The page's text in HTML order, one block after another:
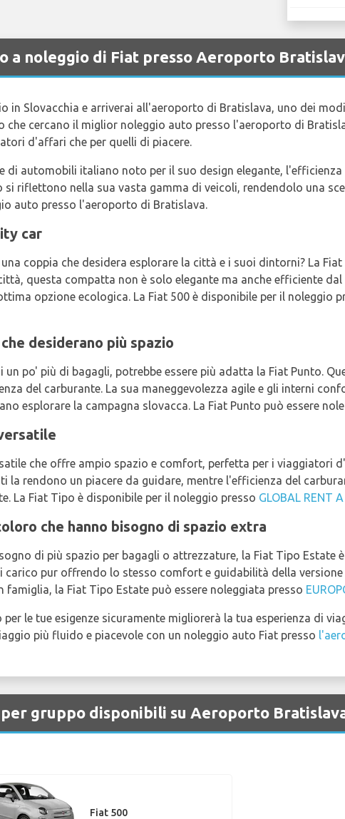
a noleggio di Fiat presso Aeroporto
in Slovacchia e arriverai all'aeroporto di Bratislava, uno dei
che cercano il miglior noleggio auto presso l'aeroporto di
d'affari che per quelli di piacere.
di automobili italiano noto per il suo design elegante,
riflettono nella sua vasta gamma di veicoli, rendendolo una
auto presso l'aeroporto di Bratislava.
car
coppia che desidera esplorare la città e i suoi dintorni? La
questa compatta non è solo elegante ma anche efficiente
opzione ecologica. La Fiat 500 è disponibile per il noleggio
desiderano più spazio
un po' più di bagagli, potrebbe essere più adatta la Fiat Punto.
del carburante. La sua maneggevolezza agile e gli interni
esplorare la campagna slovacca. La Fiat Punto può essere
che offre ampio spazio e comfort, perfetta per i viaggiatori
la rendono un piacere da guidare, mentre l'efficienza del
La Fiat Tipo è disponibile per il noleggio presso GLOBAL RENT
che hanno bisogno di spazio extra
di più spazio per bagagli o attrezzature, la Fiat Tipo Estate
pur offrendo lo stesso comfort e guidabilità della versione
famiglia, la Fiat Tipo Estate può essere noleggiata presso
le tue esigenze sicuramente migliorerà la tua esperienza di
più fluido e piacevole con un noleggio auto Fiat presso
gruppo disponibili su Aeroporto
Fiat 500